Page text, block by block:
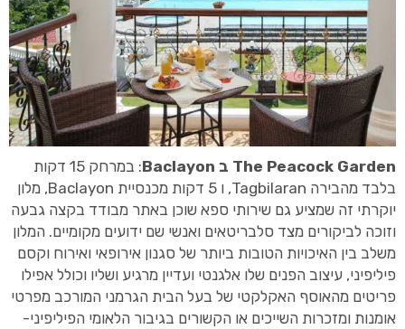
The Peacock Garden ב Baclayon
: במרחק 15 דקות
בלבד מהבירה Tagbilaran, ו 5 דקות מכנסיית Baclayon, מלון
יוקרתי זה שמציע גם שירותי ספא שוכן באתר מבודד בקצה גבעה
וזוכה לביקורים מצד סלבריטאים ואנשי שם ידועים מקומיים. המלון
משלב בין האיכויות הטובות ביותר של סגנון אירופאי ואירוח וקסם
פיליפיני, עיצוב הפנים שלו אלגנטי ועדיין מרגיע ושליו וכולל אפילו
פריטים מהאוסף האקלקטי של בעל הבית הגרמני המורכב מפרטי
אומנות ומזכרות השייכים או הקשורים בגיבור הלאומי הפיליפיני-